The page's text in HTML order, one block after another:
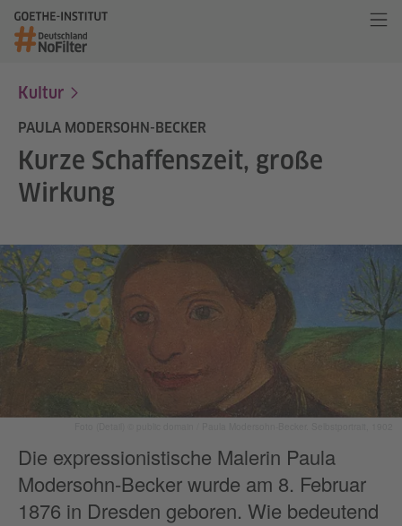
Kultur
PAULA MODERSOHN-BECKER
Kurze Schaffenszeit, große
Wirkung
Die expressionistische Malerin Paula
Modersohn-Becker wurde am 8. Februar
1876 in Dresden geboren. Wie bedeutend